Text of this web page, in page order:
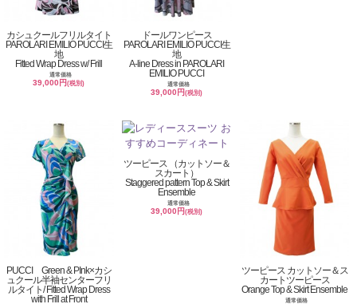
カシュクールフリルタイト
PAROLARI EMILIO PUCCI生
地
Fitted Wrap Dress w/ Frill
通常価格
39,000円(税別)
ドールワンピース
PAROLARI EMILIO PUCCI生
地
A-line Dress in PAROLARI
EMILIO PUCCI
通常価格
39,000円(税別)
PUCCI Green & PInk×カシ
ュクール半袖センターフリ
ルタイト/ Fitted Wrap Dress
with Frill at Front
ツーピース （カットソー＆
スカート）
Staggered pattern Top & Skirt
Ensemble
通常価格
39,000円(税別)
ツーピース カットソー＆ス
カートツーピース
Orange Top & Skirt Ensemble
通常価格